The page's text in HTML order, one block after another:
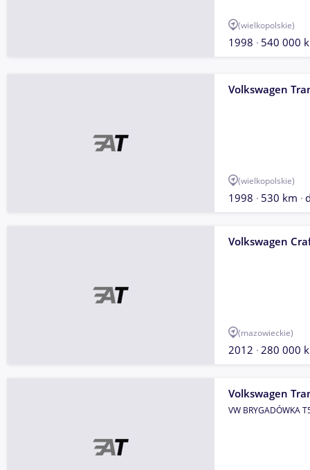
(wielkopolskie)
1998 540 000
Volkswagen
(wielkopolskie)
1998 530 km
Volkswagen
(mazowieckie)
2012 280 000
Volkswagen
VW BRYGADÓWKA